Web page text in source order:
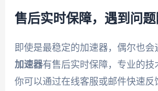
售后实时保障，遇到问
即使是最稳定的加速器，偶尔也会
加速器有售后实时保障，专业的技
你可以通过在线客服或邮件快速反